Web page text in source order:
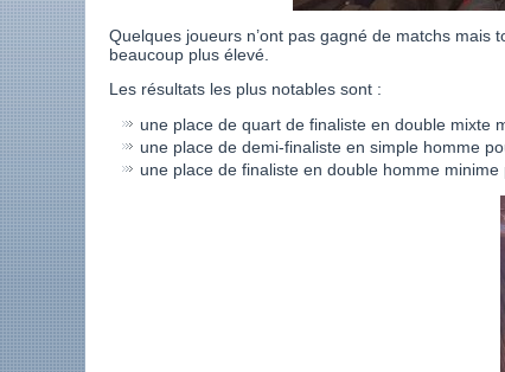
Quelques joueurs n’ont pas gagné de matchs mais
beaucoup plus élevé.
Les résultats les plus notables sont :
une place de quart de finaliste en double mixte
une place de demi-finaliste en simple homme
une place de finaliste en double homme minime